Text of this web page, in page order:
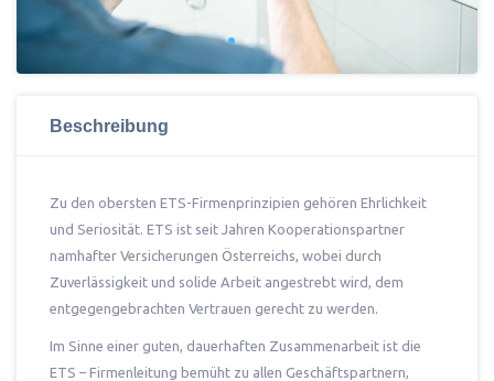
Beschreibung
Zu den obersten ETS-Firmenprinzipien gehören Ehrlichkeit
und Seriosität. ETS ist seit Jahren Kooperationspartner
namhafter Versicherungen Österreichs, wobei durch
Zuverlässigkeit und solide Arbeit angestrebt wird, dem
entgegengebrachten Vertrauen gerecht zu werden.
Im Sinne einer guten, dauerhaften Zusammenarbeit ist die
ETS – Firmenleitung bemüht zu allen Geschäftspartnern,